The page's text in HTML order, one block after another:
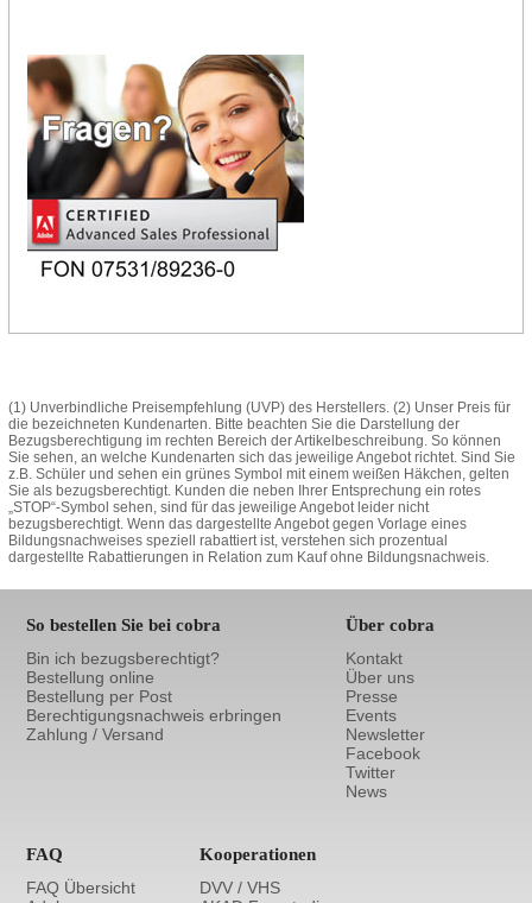
(1) Unverbindliche Preisempfehlung (UVP) des Herstellers. (2) Unser Preis für
die bezeichneten Kundenarten. Bitte beachten Sie die Darstellung der
Bezugsberechtigung im rechten Bereich der Artikelbeschreibung. So können
Sie sehen, an welche Kundenarten sich das jeweilige Angebot richtet. Sind Sie
z.B. Schüler und sehen ein grünes Symbol mit einem weißen Häkchen, gelten
Sie als bezugsberechtigt. Kunden die neben Ihrer Entsprechung ein rotes
„STOP“-Symbol sehen, sind für das jeweilige Angebot leider nicht
bezugsberechtigt. Wenn das dargestellte Angebot gegen Vorlage eines
Bildungsnachweises speziell rabattiert ist, verstehen sich prozentual
dargestellte Rabattierungen in Relation zum Kauf ohne Bildungsnachweis.
So bestellen Sie bei cobra
Bin ich bezugsberechtigt?
Bestellung online
Bestellung per Post
Berechtigungsnachweis erbringen
Zahlung / Versand
Über cobra
Kontakt
Über uns
Presse
Events
Newsletter
Facebook
Twitter
News
FAQ
FAQ Übersicht
Kooperationen
DVV / VHS